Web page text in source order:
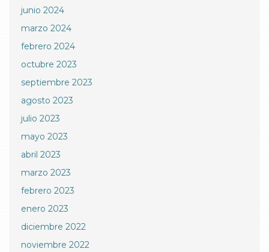
junio 2024
marzo 2024
febrero 2024
octubre 2023
septiembre 2023
agosto 2023
julio 2023
mayo 2023
abril 2023
marzo 2023
febrero 2023
enero 2023
diciembre 2022
noviembre 2022